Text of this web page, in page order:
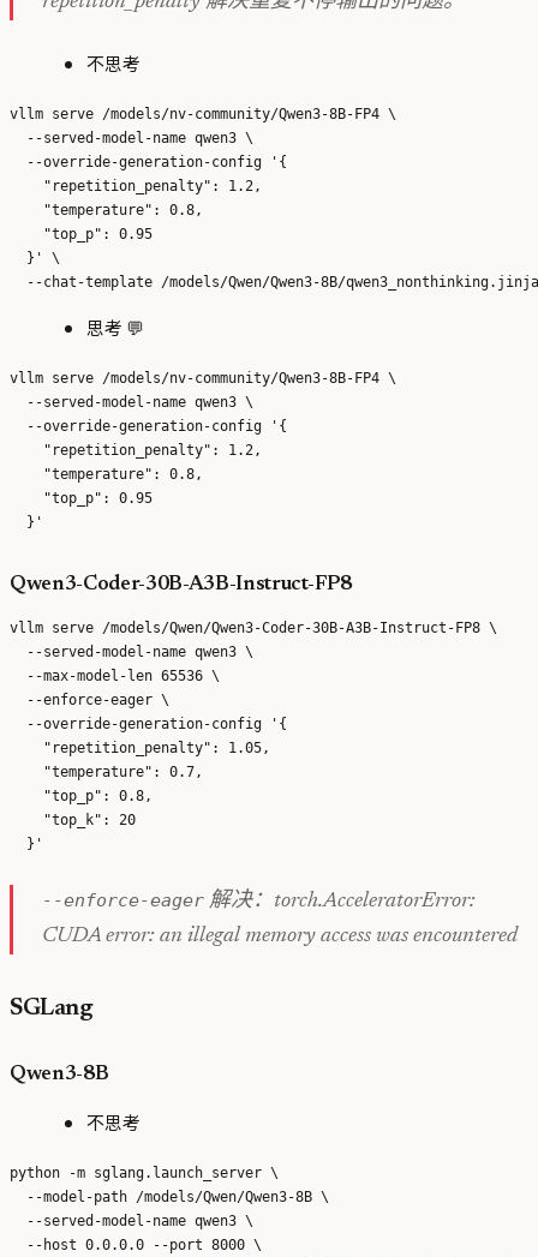
不思考
vllm serve /models/nv-community/Qwen3-8B-FP4 \
  --served-model-name qwen3 \
  --override-generation-config '{
    "repetition_penalty": 1.2,
    "temperature": 0.8,
    "top_p": 0.95
  }' \
思考 💬
vllm serve /models/nv-community/Qwen3-8B-FP4 \
  --served-model-name qwen3 \
  --override-generation-config '{
    "repetition_penalty": 1.2,
    "temperature": 0.8,
    "top_p": 0.95
Qwen3-Coder-30B-A3B-Instruct-FP8
vllm serve /models/Qwen/Qwen3-Coder-30B-A3B-Instruct-FP8 \
  --served-model-name qwen3 \
  --max-model-len 65536 \
  --enforce-eager \
  --override-generation-config '{
    "repetition_penalty": 1.05,
    "temperature": 0.7,
    "top_p": 0.8,
    "top_k": 20
--enforce-eager 解决：torch.AcceleratorError:
CUDA error: an illegal memory access was encountered
SGLang
Qwen3-8B
不思考
python -m sglang.launch_server \
  --model-path /models/Qwen/Qwen3-8B \
  --served-model-name qwen3 \
  --host 0.0.0.0 --port 8000 \